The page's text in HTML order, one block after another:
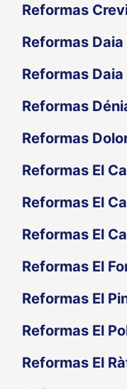
Reformas
Reformas Daia
Reformas Daia
Reformas
Reformas
Reformas El
Reformas El
Reformas El
Reformas El
Reformas El
Reformas El
Reformas El